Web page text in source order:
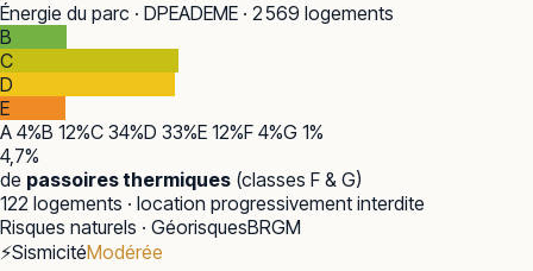
Énergie du parc · DPEADEME · 2 569 logements
B
C
D
E
A 4%B 12%C 34%D 33%E 12%F 4%G 1%
4,7%
de passoires thermiques (classes F & G)
122 logements · location progressivement interdite
Risques naturels · GéorisquesBRGM
⚡SismicitéModérée